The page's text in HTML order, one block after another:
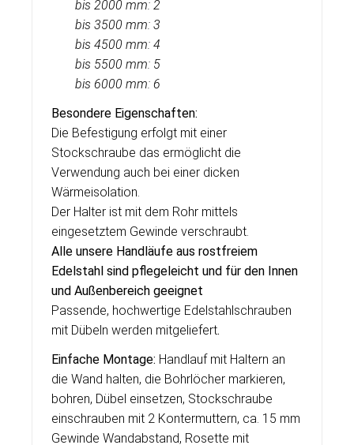
bis 2000 mm: 2
bis 3500 mm: 3
bis 4500 mm: 4
bis 5500 mm: 5
bis 6000 mm: 6
Besondere Eigenschaften:
Die Befestigung erfolgt mit einer
Stockschraube das ermöglicht die
Verwendung auch bei einer dicken
Wärmeisolation.
Der Halter ist mit dem Rohr mittels
eingesetztem Gewinde verschraubt.
Alle unsere Handläufe aus rostfreiem
Edelstahl sind pflegeleicht und für den Innen
und Außenbereich geeignet
Passende, hochwertige Edelstahlschrauben
mit Dübeln werden mitgeliefert.
Einfache Montage: Handlauf mit Haltern an
die Wand halten, die Bohrlöcher markieren,
bohren, Dübel einsetzen, Stockschraube
einschrauben mit 2 Kontermuttern, ca. 15 mm
Gewinde Wandabstand, Rosette mit